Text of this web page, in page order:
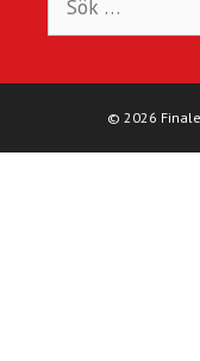
efter:
© 2026